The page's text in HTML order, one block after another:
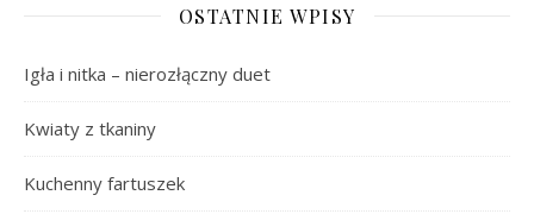
OSTATNIE WPISY
Igła i nitka – nierozłączny duet
Kwiaty z tkaniny
Kuchenny fartuszek